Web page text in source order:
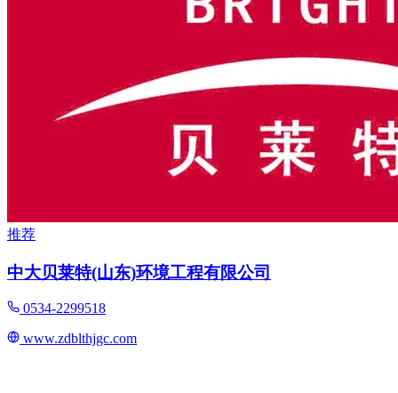
推荐
中大贝莱特(山东)环境工程有限公司
0534-2299518
www.zdblthjgc.com